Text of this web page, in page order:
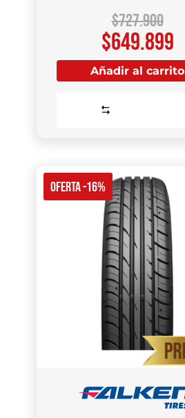
$727.900
$649.899
Añadir al carrito
OFERTA -16%